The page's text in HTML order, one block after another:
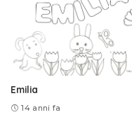
Emilia
14 anni fa